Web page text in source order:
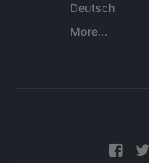
Deutsch
More...